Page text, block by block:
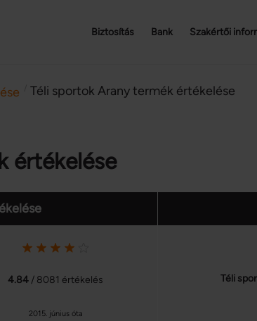
Biztosítás Bank Szakértői
Téli sportok Arany termék értékelése
értékelése
4.84 / 8081 értékelés
2015. június óta
Téli